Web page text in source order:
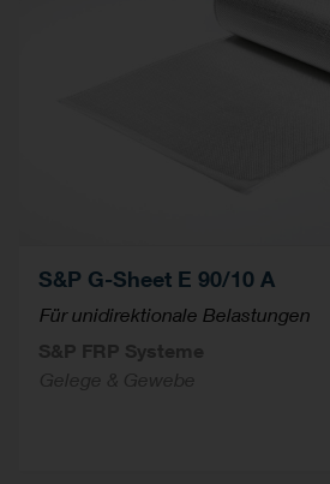
S&P G-Sheet E 90/10 A
Für unidirektionale Belastungen
S&P FRP Systeme
Gelege & Gewebe